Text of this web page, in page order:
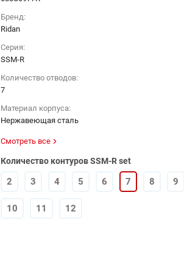
Бренд:
Ridan
Серия:
SSM-R
Количество отводов:
7
Материал корпуса:
Нержавеющая сталь
Смотреть все
Количество контуров SSM-R set
2 3 4 5 6 7 8 9
10 11 12